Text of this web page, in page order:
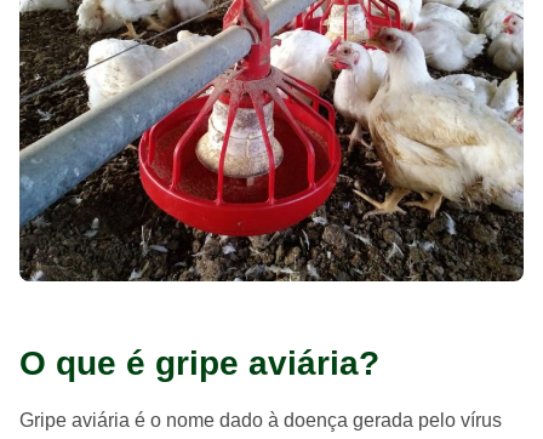
O que é gripe aviária?
Gripe aviária é o nome dado à doença gerada pelo vírus